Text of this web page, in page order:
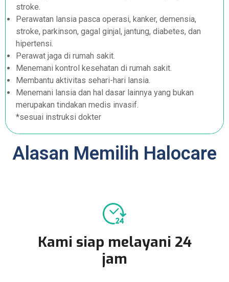
stroke.
Perawatan lansia pasca operasi, kanker, demensia,
stroke, parkinson, gagal ginjal, jantung, diabetes, dan
hipertensi.
Perawat jaga di rumah sakit.
Menemani kontrol kesehatan di rumah sakit.
Membantu aktivitas sehari-hari lansia.
Menemani lansia dan hal dasar lainnya yang bukan
merupakan tindakan medis invasif.
*sesuai instruksi dokter
Alasan Memilih Halocare
Kami siap melayani 24
jam